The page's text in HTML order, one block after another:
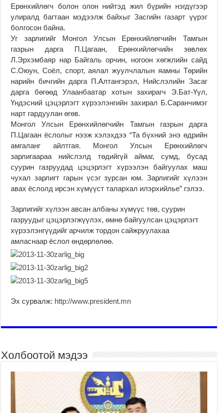
Ерөнхийлөгч болон олон нийтэд жил бүрийн нэгдүгээр
улиралд багтаан мэдээлж байхыг Засгийн газарт үүрэг
болгосон байна.
Уг зарлигийг Монгол Улсын Ерөнхийлөгчийн Тамгын
газрын дарга П.Цагаан, Ерөнхийлөгчийн зөвлөх
Л.Эрхэмбаяр нар Байгаль орчин, ногоон хөгжлийн сайд
С.Оюун, Соёл, спорт, аялал жуулчлалын яамны Төрийн
нарийн бичгийн дарга П.Алтангэрэл, Нийслэлийн Засаг
дарга бөгөөд Улаанбаатар хотын захирагч Э.Бат-Үүл,
Үндэсний цэцэрлэгт хүрээлэнгийн захирал Б.Саранчимэг
нарт гардуулан өгөв.
Монгол Улсын Ерөнхийлөгчийн Тамгын газрын дарга
П.Цагаан ёслолыг нээж хэлэхдээ “Та бүхний энэ өдрийн
амгаланг айлтгая. Монгол Улсын Ерөнхийлөгч
зарлигаараа нийслэлд төдийгүй аймаг, сумд, бусад
суурин газруудад цэцэрлэгт хүрээлэн байгуулах маш
чухал зарлигт гарын үсэг зурсан юм. Зарлигийг хүлээн
авах ёслолд ирсэн хүмүүст талархал илэрхийлье” гэлээ.
Зарлигийг хүлээн авсан албаны хүмүүс төв, суурин
газруудыг цэцэрлэгжүүлэх, өмнө байгуулсан цэцэрлэгт
хүрээлэнгүүдийг арчилж тордон сайжруулахаа
амласнаар ёслол өндөрлөлөө.
Эх сурвалж: http://www.president.mn
Холбоотой мэдээ